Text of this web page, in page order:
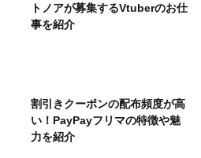
トノアが募集するVtuberのお仕
事を紹介
割引きクーポンの配布頻度が高
い！PayPayフリマの特徴や魅
力を紹介